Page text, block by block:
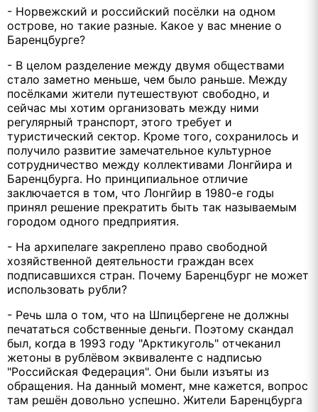
- Норвежский и российский посёлки на одном
острове, но такие разные. Какое у вас мнение о
Баренцбурге?
- В целом разделение между двумя обществами
стало заметно меньше, чем было раньше. Между
посёлками жители путешествуют свободно, и
сейчас мы хотим организовать между ними
регулярный транспорт, этого требует и
туристический сектор. Кроме того, сохранилось и
получило развитие замечательное культурное
сотрудничество между коллективами Лонгйира и
Баренцбурга. Но принципиальное отличие
заключается в том, что Лонгйир в 1980-е годы
принял решение прекратить быть так называемым
городом одного предприятия.
- На архипелаге закреплено право свободной
хозяйственной деятельности граждан всех
подписавшихся стран. Почему Баренцбург не может
использовать рубли?
- Речь шла о том, что на Шпицбергене не должны
печататься собственные деньги. Поэтому скандал
был, когда в 1993 году "Арктикуголь" отчеканил
жетоны в рублёвом эквиваленте с надписью
"Российская Федерация". Они были изъяты из
обращения. На данный момент, мне кажется, вопрос
там решён довольно успешно. Жители Баренцбурга